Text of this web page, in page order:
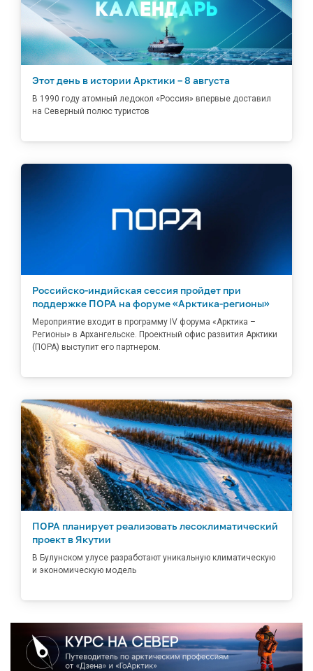
Этот день в истории Арктики – 8 августа
В 1990 году атомный ледокол «Россия» впервые доставил
на Северный полюс туристов
Российско-индийская сессия пройдет при
поддержке ПОРА на форуме «Арктика-регионы»
Мероприятие входит в программу IV форума «Арктика –
Регионы» в Архангельске. Проектный офис развития Арктики
(ПОРА) выступит его партнером.
ПОРА планирует реализовать лесоклиматический
проект в Якутии
В Булунском улусе разработают уникальную климатическую
и экономическую модель